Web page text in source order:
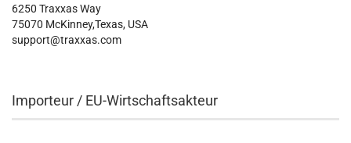
6250 Traxxas Way
75070 McKinney,Texas, USA
support@traxxas.com
Importeur / EU-Wirtschaftsakteur